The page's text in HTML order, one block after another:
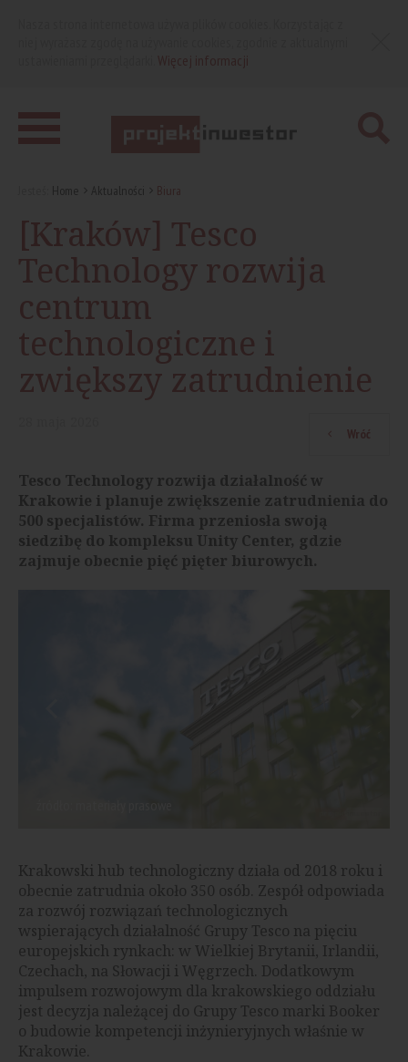
Home Aktualności Biura
[Kraków] Tesco
Technology rozwija
centrum
technologiczne i
zwiększy zatrudnienie
Wróć
Tesco Technology rozwija działalność w
Krakowie i planuje zwiększenie zatrudnienia do
500 specjalistów. Firma przeniosła swoją
siedzibę do kompleksu Unity Center, gdzie
zajmuje obecnie pięć pięter biurowych.
Krakowski hub technologiczny działa od 2018 roku i
obecnie zatrudnia około 350 osób. Zespół odpowiada
za rozwój rozwiązań technologicznych
wspierających działalność Grupy Tesco na pięciu
europejskich rynkach: w Wielkiej Brytanii, Irlandii,
Czechach, na Słowacji i Węgrzech. Dodatkowym
impulsem rozwojowym dla krakowskiego oddziału
jest decyzja należącej do Grupy Tesco marki Booker
o budowie kompetencji inżynieryjnych właśnie w
Krakowie.